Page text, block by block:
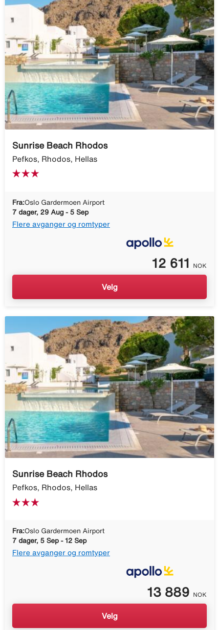
Sunrise Beach Rhodos
Pefkos, Rhodos, Hellas
Fra:Oslo Gardermoen Airport
7 dager, 29 Aug - 5 Sep
Flere avganger og romtyper
12 611 NOK
Velg
Sunrise Beach Rhodos
Pefkos, Rhodos, Hellas
Fra:Oslo Gardermoen Airport
7 dager, 5 Sep - 12 Sep
Flere avganger og romtyper
13 889 NOK
Velg